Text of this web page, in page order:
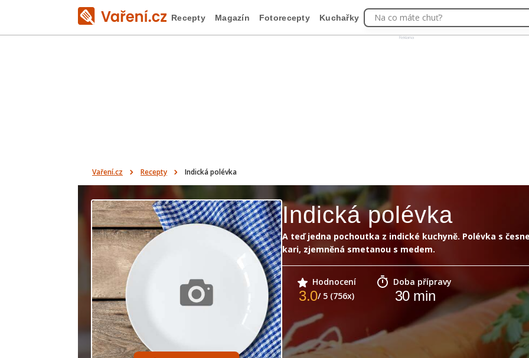
Reklama
Recepty Magazín Fotorecepty Kuchařky Na co máte chuť?
Vaření.cz Recepty Indická polévka
Indická polévka
A teď jedna pochoutka z indické kuchyně. Polévka s
kari, zjemněná smetanou s medem.
Hodnocení
3.0/ 5 (756x)
Doba přípravy
30min